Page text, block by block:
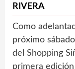
RIVERA
Como
próximo
del Shopping
primera